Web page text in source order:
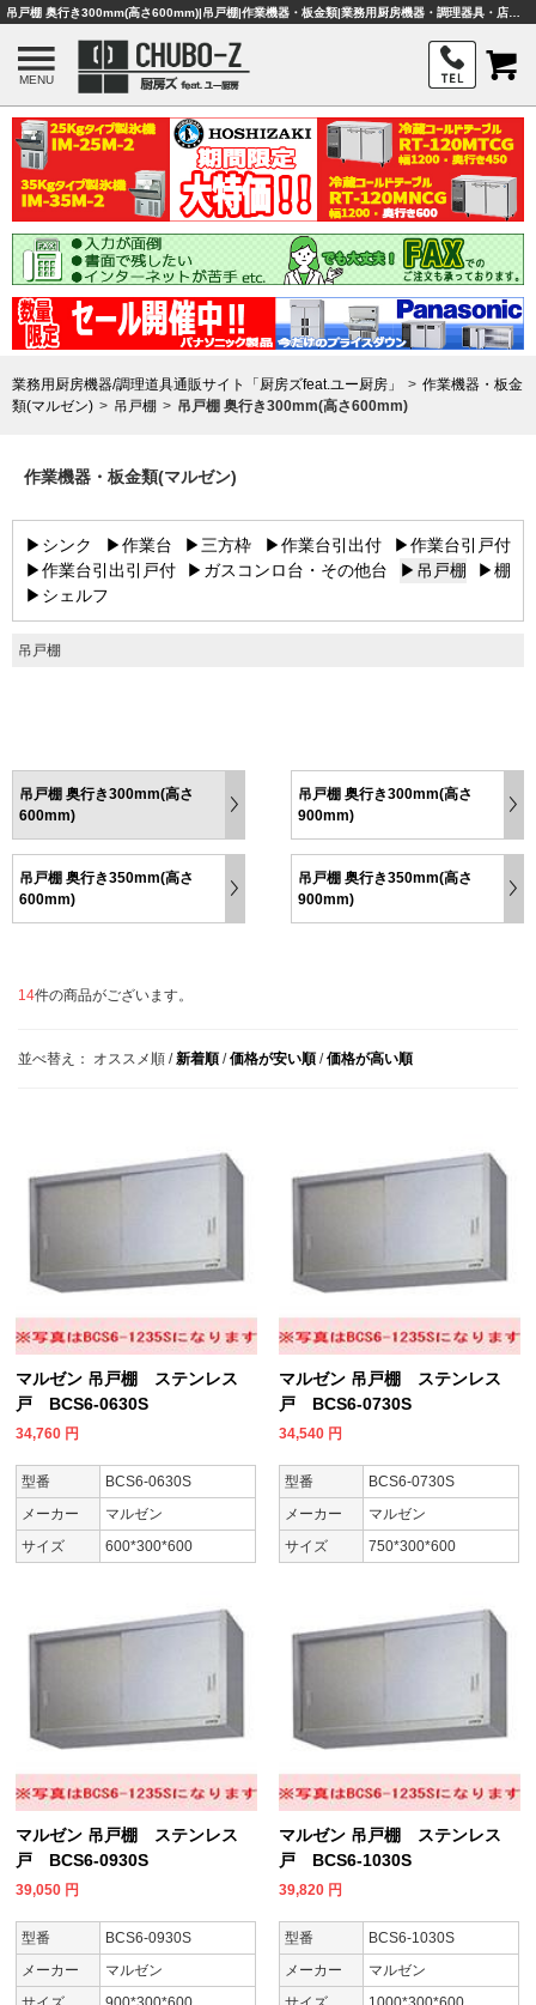
MENU
業務用厨房機器/調理道具通販サイト「厨房ズfeat.ユー厨房」
作業機器・板金
類(マルゼン)
吊戸棚 吊戸棚 奥行き300mm(高さ600mm)
作業機器・板金類(マルゼン)
▶シンク ▶作業台 ▶三方枠 ▶作業台引出付
▶作業台引戸付
▶作業台引出引戸付
▶ガスコンロ台・その他台 ▶吊戸棚
▶棚
▶シェルフ
吊戸棚
吊戸棚 奥行き300mm(高さ
600mm)
吊戸棚 奥行き300mm(高さ
900mm)
吊戸棚 奥行き350mm(高さ
600mm)
吊戸棚 奥行き350mm(高さ
900mm)
14件の商品がございます。
並べ替え： オススメ順 /新着順 /価格が安い順 /価格が高い順
マルゼン 吊戸棚 ステンレス
戸 BCS6-0630S
34,760 円
型番
BCS6-0630S
メーカー
マルゼン
サイズ
600*300*600
マルゼン 吊戸棚 ステンレス
戸 BCS6-0730S
34,540 円
型番
BCS6-0730S
メーカー
マルゼン
サイズ
750*300*600
マルゼン 吊戸棚 ステンレス
戸 BCS6-0930S
39,050 円
型番
BCS6-0930S
メーカー
マルゼン
マルゼン 吊戸棚 ステンレス
戸 BCS6-1030S
39,820 円
型番
BCS6-1030S
メーカー
マルゼン